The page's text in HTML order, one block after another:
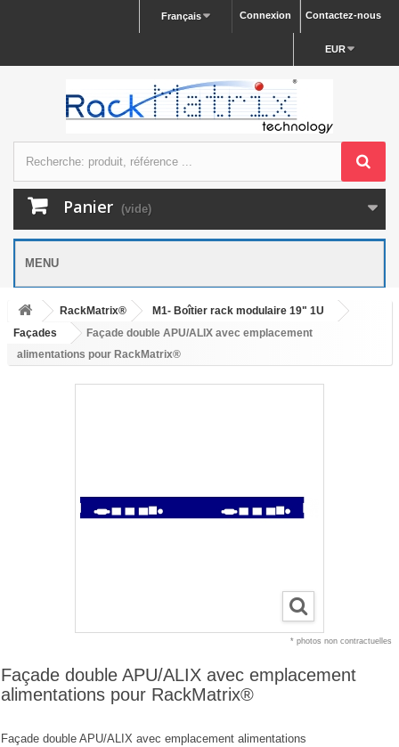
Contactez-nous
Connexion
Français
EUR
Panier (vide)
MENU
RackMatrix®
M1- Boîtier rack modulaire 19" 1U
Façades
Façade double APU/ALIX avec emplacement
alimentations pour RackMatrix®
* photos non contractuelles
Façade double APU/ALIX avec emplacement
alimentations pour RackMatrix®
Façade double APU/ALIX avec emplacement alimentations